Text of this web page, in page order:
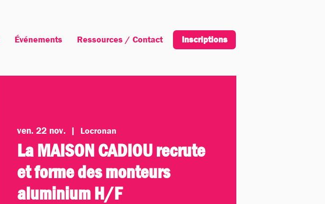
Événements Ressources / Contact Inscription
Inscriptions
ven. 22 nov.
  |
Locronan
La MAISON CADIOU recrute
et forme des monteurs
aluminium H/F